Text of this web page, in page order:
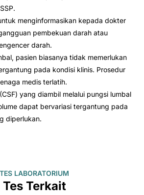
menginformasikan kepada dokter
pembekuan darah atau
darah.
pasien biasanya tidak memerlukan
pada kondisi klinis. Prosedur
medis terlatih.
yang diambil melalui pungsi lumbal
dapat bervariasi tergantung pada
diperlukan.
TES LABORATORIUM
Tes Terkait